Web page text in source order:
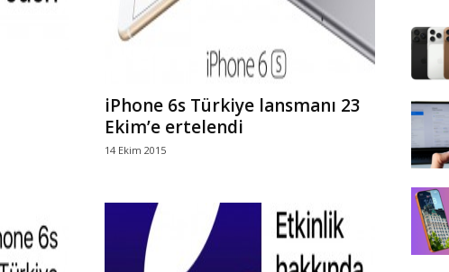
iPhone 6s Türkiye lansmanı 23
Ekim’e ertelendi
14 Ekim 2015